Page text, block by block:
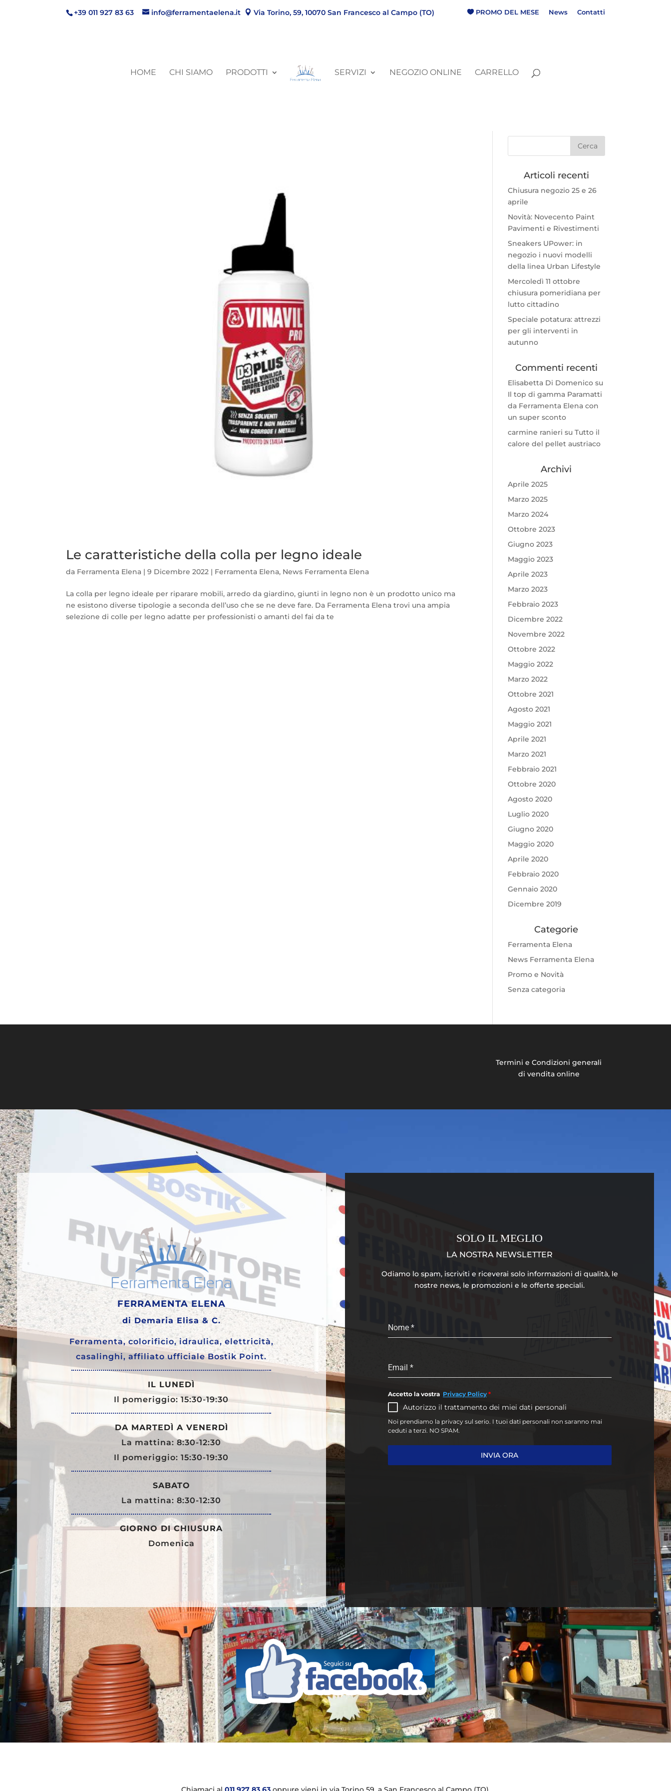
+39 011 927 83 63 info@ferramentaelena.it Via Torino, 59, 10070 San Francesco al Campo (TO) PROMO DEL MESE News Contatti
HOME CHI SIAMO PRODOTTI SERVIZI NEGOZIO ONLINE CARRELLO
Le caratteristiche della colla per legno ideale
da Ferramenta Elena | 9 Dicembre 2022 | Ferramenta Elena, News Ferramenta Elena
La colla per legno ideale per riparare mobili, arredo da giardino, giunti in legno non è un prodotto unico ma
ne esistono diverse tipologie a seconda dell’uso che se ne deve fare. Da Ferramenta Elena trovi una ampia
selezione di colle per legno adatte per professionisti o amanti del fai da te
Articoli recenti
Chiusura negozio 25 e 26
aprile
Novità: Novecento Paint
Pavimenti e Rivestimenti
Sneakers UPower: in
negozio i nuovi modelli
della linea Urban Lifestyle
Mercoledì 11 ottobre
chiusura pomeridiana per
lutto cittadino
Speciale potatura: attrezzi
per gli interventi in
autunno
Commenti recenti
Elisabetta Di Domenicosu
Il top di gamma Paramatti
da Ferramenta Elena con
un super sconto
carmine ranieri su Tutto il
calore del pellet austriaco
Archivi
Aprile 2025
Marzo 2025
Marzo 2024
Ottobre 2023
Giugno 2023
Maggio 2023
Aprile 2023
Marzo 2023
Febbraio 2023
Dicembre 2022
Novembre 2022
Ottobre 2022
Maggio 2022
Marzo 2022
Ottobre 2021
Agosto 2021
Maggio 2021
Aprile 2021
Marzo 2021
Febbraio 2021
Ottobre 2020
Agosto 2020
Luglio 2020
Giugno 2020
Maggio 2020
Aprile 2020
Febbraio 2020
Gennaio 2020
Dicembre 2019
Categorie
Ferramenta Elena
News Ferramenta Elena
Promo e Novità
Senza categoria
Termini e Condizioni generali
di vendita online
FERRAMENTA ELENA
di Demaria Elisa & C.
Ferramenta, colorificio, idraulica, elettricità,
casalinghi, affiliato ufficiale Bostik Point.
IL LUNEDÌ
Il pomeriggio: 15:30-19:30
DA MARTEDÌ A VENERDÌ
La mattina: 8:30-12:30
Il pomeriggio: 15:30-19:30
SABATO
La mattina: 8:30-12:30
GIORNO DI CHIUSURA
Domenica
SOLO IL MEGLIO
LA NOSTRA NEWSLETTER
Odiamo lo spam, iscriviti e riceverai solo informazioni di qualità, le
nostre news, le promozioni e le offerte speciali.
Nome *
Email *
Accetto la vostra Privacy Policy *
Autorizzo il trattamento dei miei dati personali
Noi prendiamo la privacy sul serio. I tuoi dati personali non saranno mai
ceduti a terzi. NO SPAM.
INVIA ORA